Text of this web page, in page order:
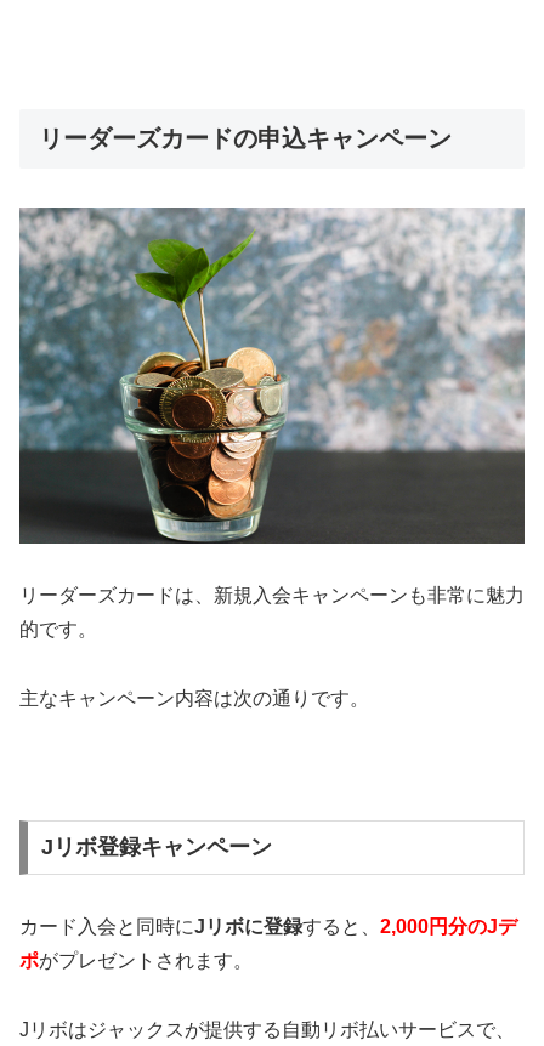
リーダーズカードの申込キャンペーン
リーダーズカードは、新規入会キャンペーンも非常に魅力
的です。
主なキャンペーン内容は次の通りです。
Jリボ登録キャンペーン
カード入会と同時にJリボに登録すると、 2,000円分のJデ
ポがプレゼントされます。
Jリボはジャックスが提供する自動リボ払いサービスで、